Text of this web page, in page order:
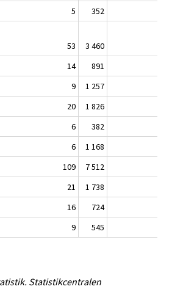
5
352
53
3 460
14
891
9
1 257
20
1 826
6
382
6
1 168
109
7 512
21
1 738
16
724
9 545
Statistikcentralen